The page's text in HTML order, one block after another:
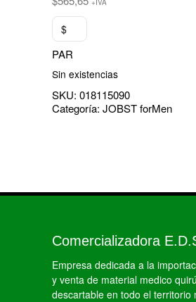
+IVA
$
PAR
Sin existencias
SKU: 018115090
Categoría: JOBST forMen
Comercializadora
Empresa dedicada a la
y venta de material medico
descartable en todo el territorio